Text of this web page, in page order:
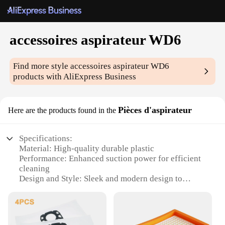
accessoires aspirateur WD6
Find more styleaccessoires aspirateur WD6
products with AliExpress Business
Here are the products found in the Pièces d'aspirateur
Specifications:
Material: High-quality durable plastic
Performance: Enhanced suction power for efficient
cleaning
Design and Style: Sleek and modern design to
Usage and Purpose: Designed for use with the WD6
vacuum cleaner
Shape and Size: Compact and lightweight for easy